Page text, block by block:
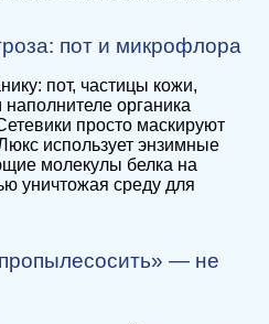
пот и микрофлора
пот, частицы кожи,
органика
просто маскируют
использует энзимные
молекулы белка на
уничтожая среду для
— не